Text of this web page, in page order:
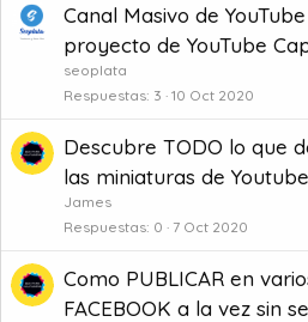
Canal Masivo de
proyecto de YouTube
seoplata
Respuestas 3 10 Oct 2020
Descubre TODO lo que
las miniaturas de Youtube
James
Respuestas 0 7 Oct 2020
Como PUBLICAR en
FACEBOOK a la vez sin